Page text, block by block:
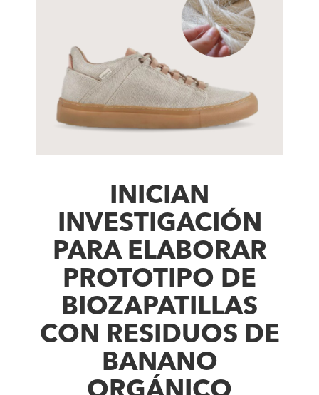
INICIAN
INVESTIGACIÓN
PARA ELABORAR
PROTOTIPO DE
BIOZAPATILLAS
CON RESIDUOS DE
BANANO